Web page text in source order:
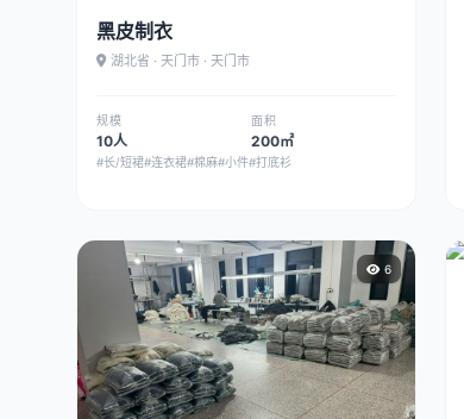
黑皮制衣
湖北省 · 天门市 · 天门市
规模
10人
面积
200㎡
#长/短裙#连衣裙#棉麻#小件#打底衫
6